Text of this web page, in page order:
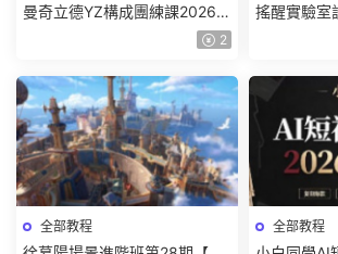
曼奇立德YZ構成團練課2026年
8月已結課【畫質高清有課件】
2
搖醒實驗室
件基礎課
全部教程 全部教程